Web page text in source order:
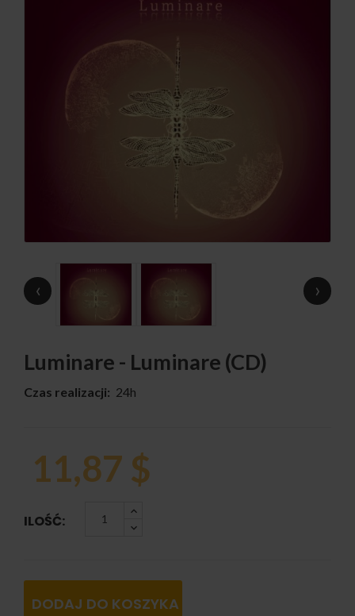
‹ ›
Luminare - Luminare (CD)
Czas realizacji: 24h
11,87 $
ILOŚĆ:
DODAJ DO KOSZYKA